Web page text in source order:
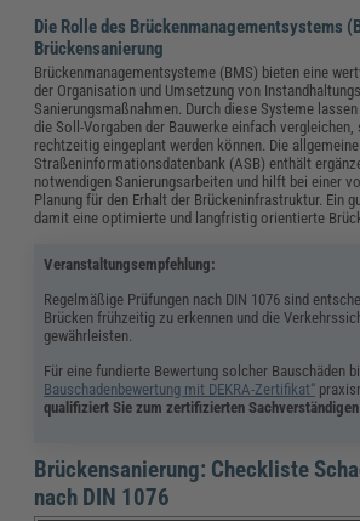
Die Rolle des Brückenmanagementsystems
Brückensanierung
Brückenmanagementsysteme (BMS) bieten eine
der Organisation und Umsetzung von
Sanierungsmaßnahmen. Durch diese Systeme
die Soll-Vorgaben der Bauwerke einfach vergleichen,
rechtzeitig eingeplant werden können. Die allgemeine
Straßeninformationsdatenbank (ASB) enthält
notwendigen Sanierungsarbeiten und hilft bei einer
Planung für den Erhalt der Brückeninfrastruktur. Ein
damit eine optimierte und langfristig orientierte
Veranstaltungsempfehlung:
Regelmäßige Prüfungen nach DIN 1076 sind
Brücken frühzeitig zu erkennen und die
gewährleisten.
Für eine fundierte Bewertung solcher Bauschäden
Bauschadenbewertung mit DEKRA-Zertifikat“
qualifiziert Sie zum zertifizierten Sachverständigen
Brückensanierung: Checkliste
nach DIN 1076